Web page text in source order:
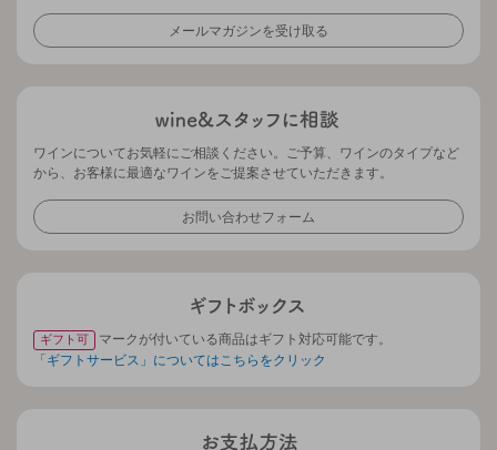
メールマガジンを受け取る
ワインについてお気軽にご相談ください。ご予算、ワインのタイプなど
から、お客様に最適なワインをご提案させていただきます。
お問い合わせフォーム
ギフト可
マークが付いている商品はギフト対応可能です。
「ギフトサービス」についてはこちらをクリック